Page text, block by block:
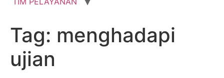
Tag: menghadapi
ujian